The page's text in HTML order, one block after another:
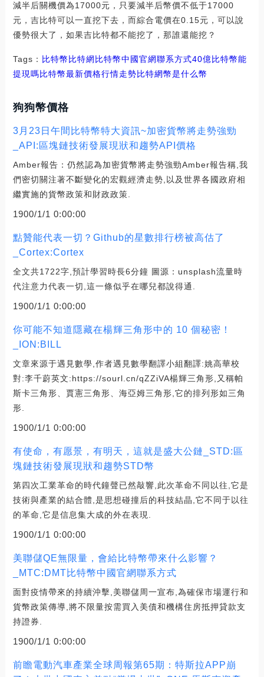
減半后關機價為17000元，只要減半后幣價不低于17000
元，吉比特可以一直挖下去，而綜合電價在0.15元，可以說
優勢很大了，如果吉比特都不能挖了，那誰還能挖？
Tags： 比特幣 比特網比特幣中國官網聯系方式40億比特幣能
提現嗎比特幣最新價格行情走勢比特網幣是什么幣
狗狗幣價格
3月23日午間比特幣特大資訊~加密貨幣將走勢強勁
_API:區塊鏈技術發展現狀和趨勢API價格
Amber報告：仍然認為加密貨幣將走勢強勁Amber報告稱,我
們密切關注著不斷變化的宏觀經濟走勢,以及世界各國政府相
繼實施的貨幣政策和財政政策.
1900/1/1 0:00:00
點贊能代表一切？Github的星數排行榜被高估了
_Cortex:Cortex
全文共1722字,預計學習時長6分鐘 圖源：unsplash流量時
代注意力代表一切,這一條似乎在哪兒都說得通.
1900/1/1 0:00:00
你可能不知道隱藏在楊輝三角形中的 10 個秘密！
_ION:BILL
文章來源于遇見數學,作者遇見數學翻譯小組翻譯:姚高華校
對:李千蔚英文:https://sourl.cn/qZZiVA楊輝三角形,又稱帕
斯卡三角形、賈憲三角形、海亞姆三角形,它的排列形如三角
形.
1900/1/1 0:00:00
有使命，有愿景，有明天，這就是盛大公鏈_STD:區
塊鏈技術發展現狀和趨勢STD幣
第四次工業革命的時代鐘聲已然敲響,此次革命不同以往,它是
技術與產業的結合體,是思想碰撞后的科技結晶,它不同于以往
的革命,它是信息集大成的外在表現.
1900/1/1 0:00:00
美聯儲QE無限量，會給比特幣帶來什么影響？
_MTC:DMT比特幣中國官網聯系方式
面對疫情帶來的持續沖擊,美聯儲周一宣布,為確保市場運行和
貨幣政策傳導,將不限量按需買入美債和機構住房抵押貸款支
持證券.
1900/1/1 0:00:00
前瞻電動汽車產業全球周報第65期：特斯拉APP崩